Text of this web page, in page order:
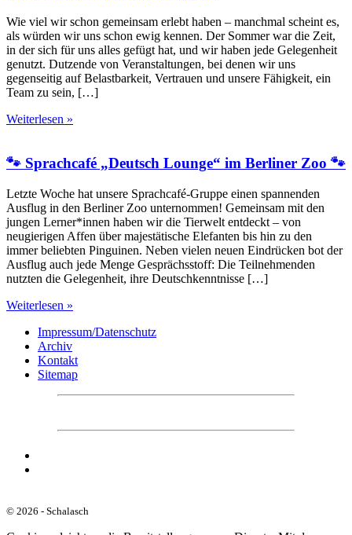
Wie viel wir schon gemeinsam erlebt haben – manchmal scheint es,
als würden wir uns schon ewig kennen. Der Sommer war die Zeit,
in der sich für uns alles gefügt hat, und wir haben jede Gelegenheit
genutzt. Dutzende von Veranstaltungen, bei denen wir uns
gegenseitig auf Belastbarkeit, Vertrauen und unsere Fähigkeit, ein
Team zu sein, […]
Weiterlesen »
🐾 Sprachcafé „Deutsch Lounge“ im Berliner Zoo 🐾
Letzte Woche hat unsere Sprachcafé-Gruppe einen spannenden
Ausflug in den Berliner Zoo unternommen! Gemeinsam mit den
jungen Lerner*innen haben wir die Tierwelt entdeckt – von
neugierigen Affen über majestätische Elefanten bis hin zu den
immer beliebten Pinguinen. Neben vielen neuen Eindrücken bot der
Ausflug auch jede Menge Gesprächsstoff: Die Teilnehmenden
nutzten die Gelegenheit, ihre Deutschkenntnisse […]
Weiterlesen »
Impressum/Datenschutz
Archiv
Kontakt
Sitemap
© 2026 - Schalasch